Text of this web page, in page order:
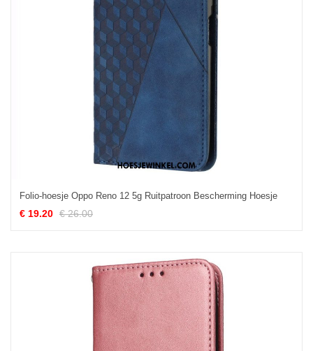
Folio-hoesje Oppo Reno 12 5g Ruitpatroon Bescherming Hoesje
€ 19.20 € 26.00